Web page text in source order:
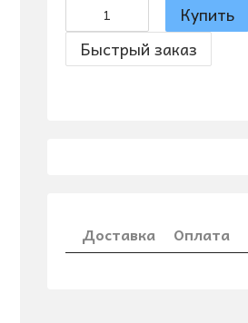
Купить
Быстрый заказ
Доставка Оплата